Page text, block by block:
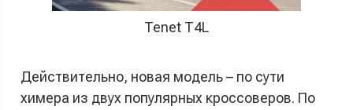
Tenet T4L
Действительно, новая модель – по сути
химера из двух популярных кроссоверов. По